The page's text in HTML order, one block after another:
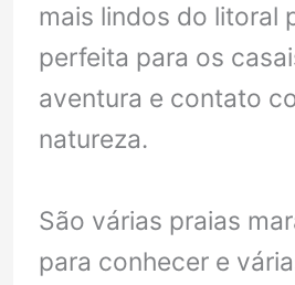
mais lindos do litoral
perfeita para os
aventura e contato
natureza.
São várias praias
para conhecer e